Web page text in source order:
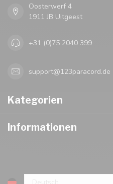
Oosterwerf 4
1911 JB Uitgeest
+31 (0)75 2040 399
support@123paracord.de
Kategorien
Informationen